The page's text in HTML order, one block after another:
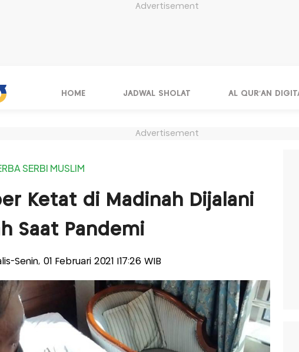
Advertisement
HOME JADWAL SHOLAT AL QUR'AN
Advertisement
SERBI MUSLIM
Ketat di Madinah Dijalani
Saat Pandemi
Senin, 01 Februari 2021 |17:26 WIB